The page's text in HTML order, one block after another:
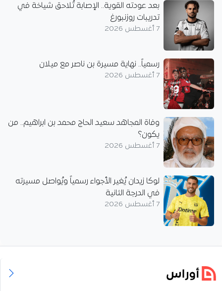
بعد عودته القوية.. الإصابة تُلاحق شياخة في
تدريبات روزنبورغ
7 أغسطس 2026
رسمياً.. نهاية مسيرة بن ناصر مع ميلان
7 أغسطس 2026
وفاة المجاهد سعيد الحاج محمد بن ابراهيم.. من
يكون؟
7 أغسطس 2026
لوكا زيدان يُغير الأجواء رسمياً ويُواصل مسيرته
في الدرجة الثانية
7 أغسطس 2026